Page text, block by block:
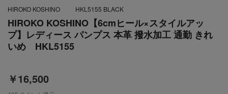
HIROKO KOSHINO【6cmヒール×スタイルアッ
プ】レディース パンプス 本革 撥水加工 通勤 きれ
いめ HKL5155
￥16,500
HIROKO KOSHINO HKL5155 BLACK